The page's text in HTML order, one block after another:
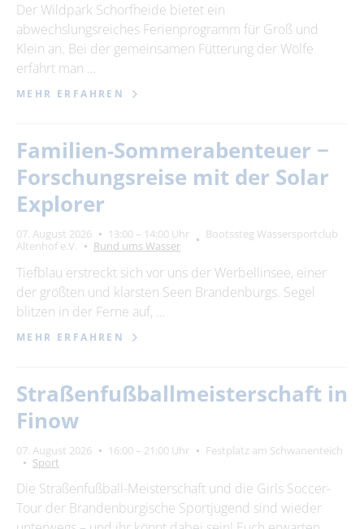
Der Wildpark Schorfheide bietet ein
abwechslungsreiches Ferienprogramm für Groß und
Klein an. Bei der gemeinsamen Fütterung der Wölfe
erfährt man …
MEHR ERFAHREN
Familien-Sommerabenteuer −
Forschungsreise mit der Solar
Explorer
07. August 2026 13:00 – 14:00 Uhr
Bootssteg Wassersportclub
Altenhof e.V.
Rund ums Wasser
Tiefblau erstreckt sich vor uns der Werbellinsee, einer
der größten und klarsten Seen Brandenburgs. Segel
blitzen in der Ferne auf, …
MEHR ERFAHREN
Straßenfußballmeisterschaft in
Finow
07. August 2026 16:00 – 21:00 Uhr
Festplatz am Schwanenteich
Sport
Die Straßenfußball-Meisterschaft und die Girls Soccer-
Tour der Brandenburgische Sportjugend sind wieder